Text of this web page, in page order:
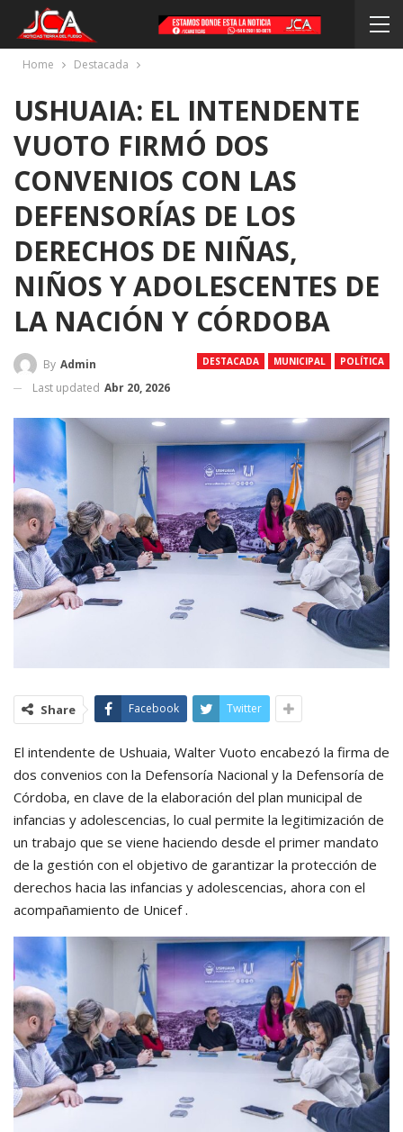
Home Destacada
USHUAIA: EL INTENDENTE
VUOTO FIRMÓ DOS
CONVENIOS CON LAS
DEFENSORÍAS DE LOS
DERECHOS DE NIÑAS,
NIÑOS Y ADOLESCENTES DE
LA NACIÓN Y CÓRDOBA
DESTACADA MUNICIPAL POLÍTICA
By Admin
Last updated Abr 20, 2026
Share Facebook Twitter
El intendente de Ushuaia, Walter Vuoto encabezó la firma de
dos convenios con la Defensoría Nacional y la Defensoría de
Córdoba, en clave de la elaboración del plan municipal de
infancias y adolescencias, lo cual permite la legitimización de
un trabajo que se viene haciendo desde el primer mandato
de la gestión con el objetivo de garantizar la protección de
derechos hacia las infancias y adolescencias, ahora con el
acompañamiento de Unicef .